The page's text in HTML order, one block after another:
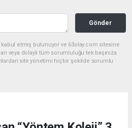
Gönder
kabul etmiş bulunuyor ve 63olay.com sitesine
veya dolaylı tüm sorumluluğu tek başınıza
site yönetimi hiçbir şekilde sorumlu